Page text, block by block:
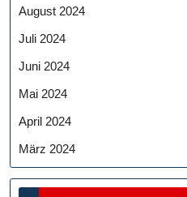
August 2024
Juli 2024
Juni 2024
Mai 2024
April 2024
März 2024